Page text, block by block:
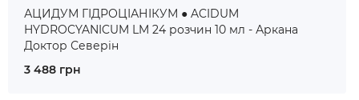
АЦИДУМ ГІДРОЦІАНІКУМ ● ACIDUM
HYDROCYANICUM LM 24 розчин 10 мл - Аркана
Доктор Северін
3 488 грн